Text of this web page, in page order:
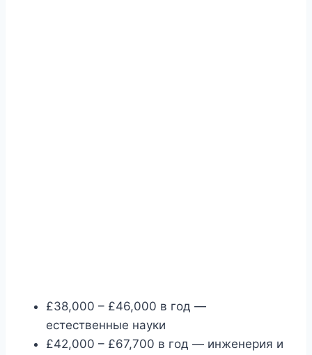
£38,000 – £46,000 в год —
естественные науки
£42,000 – £67,700 в год — инженерия и